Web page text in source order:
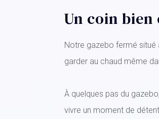
Un coin bien
Notre gazebo fermé situé
garder au chaud même
À quelques pas du
vivre un moment de